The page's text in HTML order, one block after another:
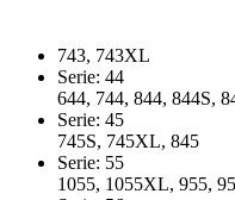
743, 743XL
Serie: 44
644, 744, 844, 844S,
Serie: 45
745S, 745XL, 845
Serie: 55
1055, 1055XL, 955,